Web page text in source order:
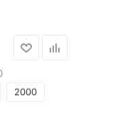
2000